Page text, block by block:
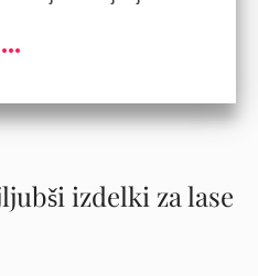
...
izdelki za lase